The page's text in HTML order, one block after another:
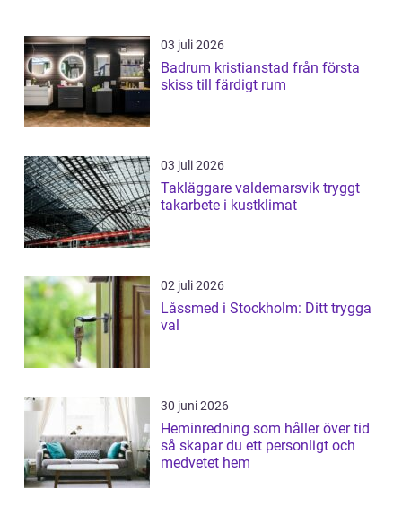
03 juli 2026
Badrum kristianstad från första
skiss till färdigt rum
03 juli 2026
Takläggare valdemarsvik tryggt
takarbete i kustklimat
02 juli 2026
Låssmed i Stockholm: Ditt trygga
val
30 juni 2026
Heminredning som håller över tid
så skapar du ett personligt och
medvetet hem